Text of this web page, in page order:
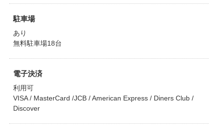
駐車場
あり
無料駐車場18台
電子決済
利用可
VISA / MasterCard /JCB / American Express / Diners Club /
Discover